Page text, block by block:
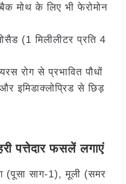
मोथ के लिए भी फेरोमोन
(1 मिलीलीटर प्रति 4
रोग से प्रभावित पौधों
इमिडाक्लोप्रिड से छिड़
पत्तेदार फसलें लगाएं
(पूसा साग-1), मूली (समर